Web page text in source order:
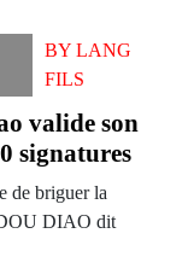
BY LANG
FILS
valide son
signatures
de briguer la
DIAO dit